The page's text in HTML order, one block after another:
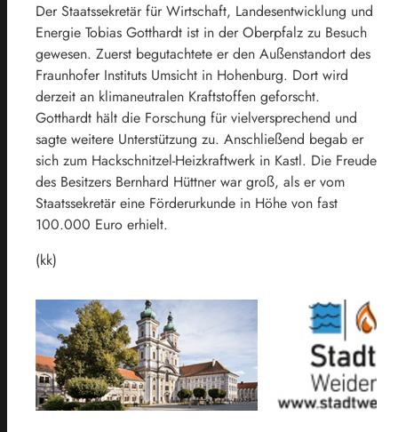
Der Staatssekretär für Wirtschaft, Landesentwicklung und
Energie Tobias Gotthardt ist in der Oberpfalz zu Besuch
gewesen. Zuerst begutachtete er den Außenstandort des
Fraunhofer Instituts Umsicht in Hohenburg. Dort wird
derzeit an klimaneutralen Kraftstoffen geforscht.
Gotthardt hält die Forschung für vielversprechend und
sagte weitere Unterstützung zu. Anschließend begab er
sich zum Hackschnitzel-Heizkraftwerk in Kastl. Die Freude
des Besitzers Bernhard Hüttner war groß, als er vom
Staatssekretär eine Förderurkunde in Höhe von fast
100.000 Euro erhielt.
(kk)